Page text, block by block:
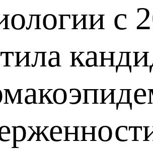
с